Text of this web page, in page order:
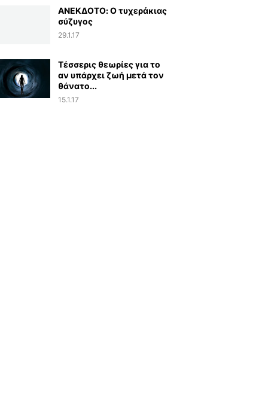
ΑΝΕΚΔΟΤΟ: Ο τυχεράκιας
σύζυγος
29.1.17
Τέσσερις θεωρίες για το
αν υπάρχει ζωή μετά τον
θάνατο...
15.1.17